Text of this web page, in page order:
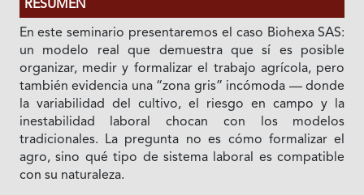
RESUMEN
En este seminario presentaremos el caso Biohexa SAS:
un modelo real que demuestra que sí es posible
organizar, medir y formalizar el trabajo agrícola, pero
también evidencia una “zona gris” incómoda — donde
la variabilidad del cultivo, el riesgo en campo y la
inestabilidad laboral chocan con los modelos
tradicionales. La pregunta no es cómo formalizar el
agro, sino qué tipo de sistema laboral es compatible
con su naturaleza.